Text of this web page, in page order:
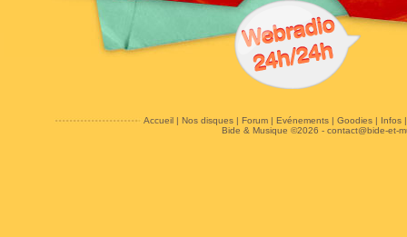
Accueil| Nos disques| Forum| Evénements| Goodies| Infos
Bide & Musique ©2026 - contact@bide-et-